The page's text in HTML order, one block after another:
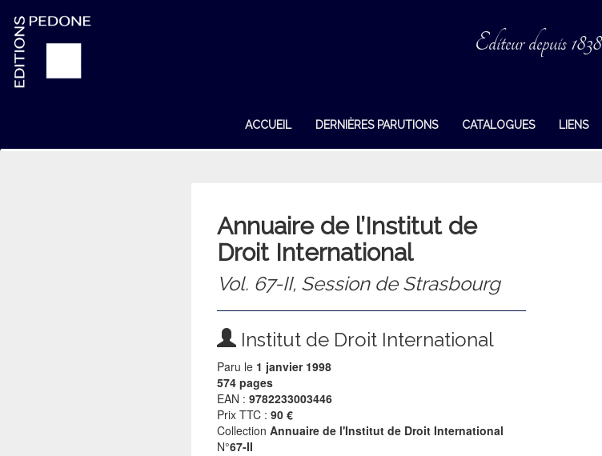
Editeur depuis 1838
ACCUEIL DERNIÈRES PARUTIONS CATALOGUES LIENS
Annuaire de l’Institut de
Droit International
Vol. 67-II, Session de Strasbourg
Institut de Droit International
Paru le 1 janvier 1998
574 pages
EAN :9782233003446
Prix TTC :90 €
CollectionAnnuaire de l'Institut de Droit International
N°67-II